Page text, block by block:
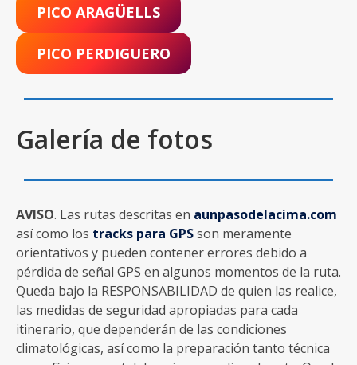
PICO ARAGÜELLS
PICO PERDIGUERO
Galería de fotos
AVISO. Las rutas descritas en aunpasodelacima.com
así como los tracks para GPSson meramente
orientativos y pueden contener errores debido a
pérdida de señal GPS en algunos momentos de la ruta.
Queda bajo la RESPONSABILIDAD de quien las realice,
las medidas de seguridad apropiadas para cada
itinerario, que dependerán de las condiciones
climatológicas, así como la preparación tanto técnica